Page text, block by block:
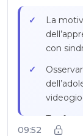
La
con
09:52